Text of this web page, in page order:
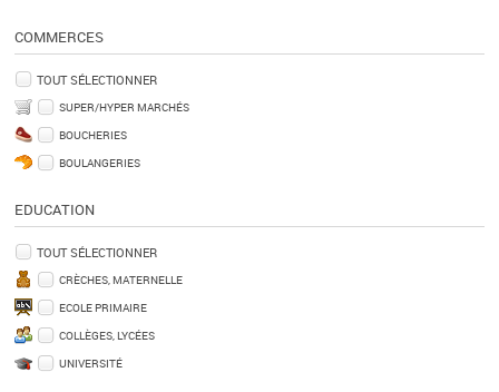
COMMERCES
TOUT SÉLECTIONNER
SUPER/HYPER MARCHÉS
BOUCHERIES
BOULANGERIES
EDUCATION
TOUT SÉLECTIONNER
CRÈCHES, MATERNELLE
ECOLE PRIMAIRE
COLLÈGES, LYCÉES
UNIVERSITÉ